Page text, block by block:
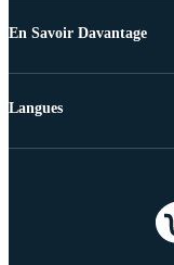
En Savoir Davantage
Langues